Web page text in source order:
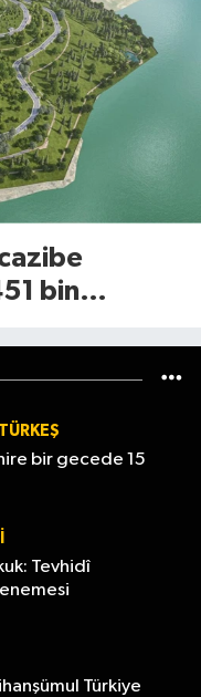
bin
bir gecede 15
Tevhidî
Türkiye